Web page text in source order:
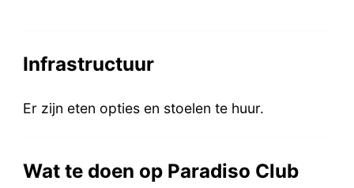
Infrastructuur
Er zijn eten opties en stoelen te huur.
Wat te doen op Paradiso Club